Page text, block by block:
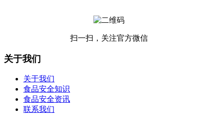
扫一扫，关注官方微信
关于我们
关于我们
食品安全知识
食品安全资讯
联系我们